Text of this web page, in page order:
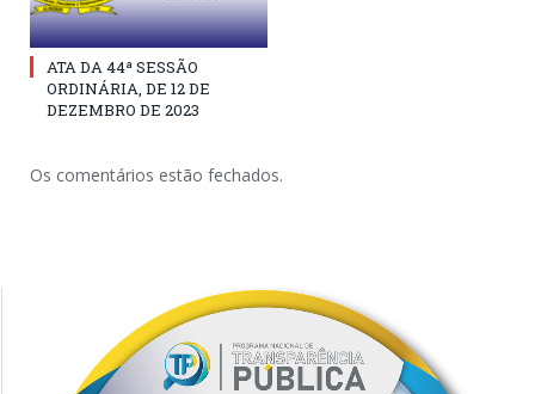
ATA DA 44ª SESSÃO
ORDINÁRIA, DE 12 DE
DEZEMBRO DE 2023
Os comentários estão fechados.